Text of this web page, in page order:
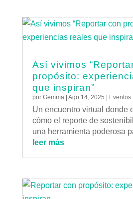
Así vivimos
propósito:
que inspiran”
por Gemma| Ago 14, 2025 Eventos
Un encuentro virtual donde
cómo el reporte de
una herramienta poderosa
leer más